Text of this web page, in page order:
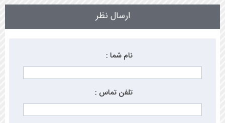
ارسال نظر
نام شما :
تلفن تماس :